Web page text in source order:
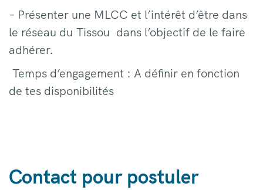
– Présenter une MLCC et l’intérêt d’être dans
le réseau du Tissou dans l’objectif de le faire
adhérer.
Temps d’engagement : A définir en fonction
de tes disponibilités
Contact pour postuler